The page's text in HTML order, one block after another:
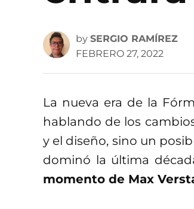
by SERGIO RAMÍREZ
FEBRERO 27, 2022
La nueva era de la
hablando de los
y el diseño, sino un
dominó la última
momento de Max